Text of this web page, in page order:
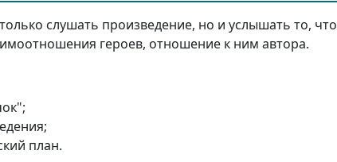
слушать произведение, но и услышать то, что
героев, отношение к ним автора.
план.